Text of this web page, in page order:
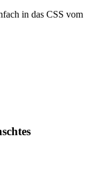
in das CSS vom